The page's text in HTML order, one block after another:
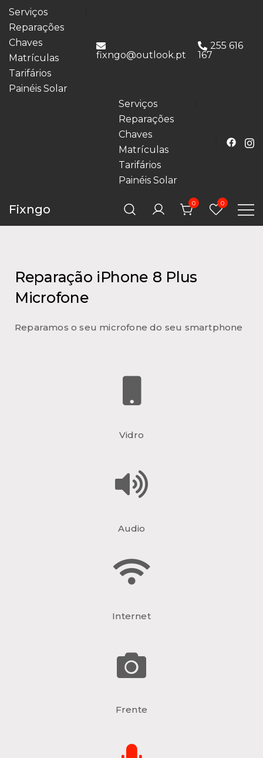
Serviços
Reparações
Chaves
Matrículas
Tarifários
Painéis Solar
fixngo@outlook.pt
255 616
167
Serviços
Reparações
Chaves
Matrículas
Tarifários
Painéis Solar
Fixngo 0 0
Reparação iPhone 8 Plus
Microfone
Reparamos o seu microfone do seu smartphone
Vidro
Audio
Internet
Frente